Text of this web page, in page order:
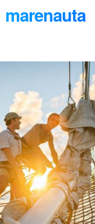
marenauta